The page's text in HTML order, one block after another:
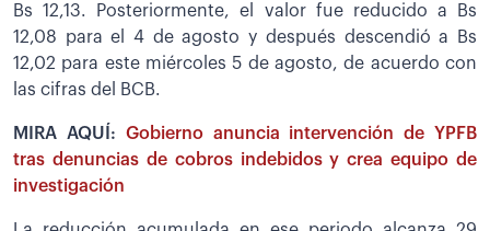
Bs 12,13. Posteriormente, el valor fue reducido a Bs
12,08 para el 4 de agosto y después descendió a Bs
12,02 para este miércoles 5 de agosto, de acuerdo con
las cifras del BCB.
MIRA AQUÍ: Gobierno anuncia intervención de YPFB
tras denuncias de cobros indebidos y crea equipo de
investigación